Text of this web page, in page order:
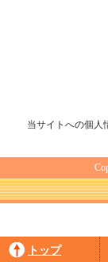
当サイトへの個人
トップ